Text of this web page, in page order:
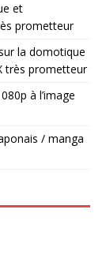
et
prometteur
la domotique
très prometteur
à l’image
/ manga